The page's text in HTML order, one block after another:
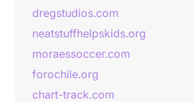
dregstudios.com
neatstuffhelpskids.org
moraessoccer.com
forochile.org
chart-track.com